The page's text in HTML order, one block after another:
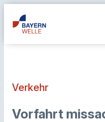
Verkehr
Vorfahrt